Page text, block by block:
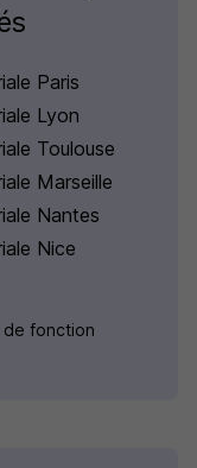
Paris
Lyon
Toulouse
Marseille
Nantes
Nice
de fonction